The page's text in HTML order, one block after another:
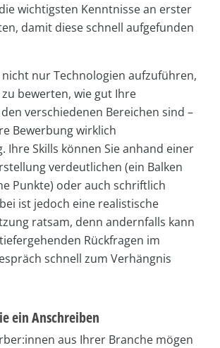
wichtigsten Kenntnisse an erster
damit diese schnell aufgefunden
nur Technologien aufzuführen,
bewerten, wie gut Ihre
verschiedenen Bereichen sind –
Bewerbung wirklich
Ihre Skills können Sie anhand einer
verdeutlichen (ein Balken
Punkte) oder auch schriftlich
ist jedoch eine realistische
ratsam, denn andernfalls kann
Rückfragen im
schnell zum Verhängnis
ein Anschreiben
aus Ihrer Branche mögen